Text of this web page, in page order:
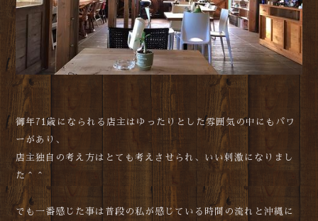
御年71歳になられる店主はゆったりとした雰囲気の中にもパワ
ーがあり、
店主独自の考え方はとても考えさせられ、いい刺激になりまし
た＾＾
でも一番感じた事は普段の私が感じている時間の流れと沖縄に